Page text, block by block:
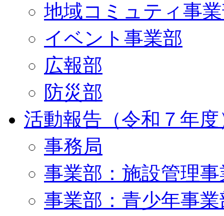
地域コミュティ事
イベント事業部
広報部
防災部
活動報告（令和７年度
事務局
事業部：施設管理
事業部：青少年事業